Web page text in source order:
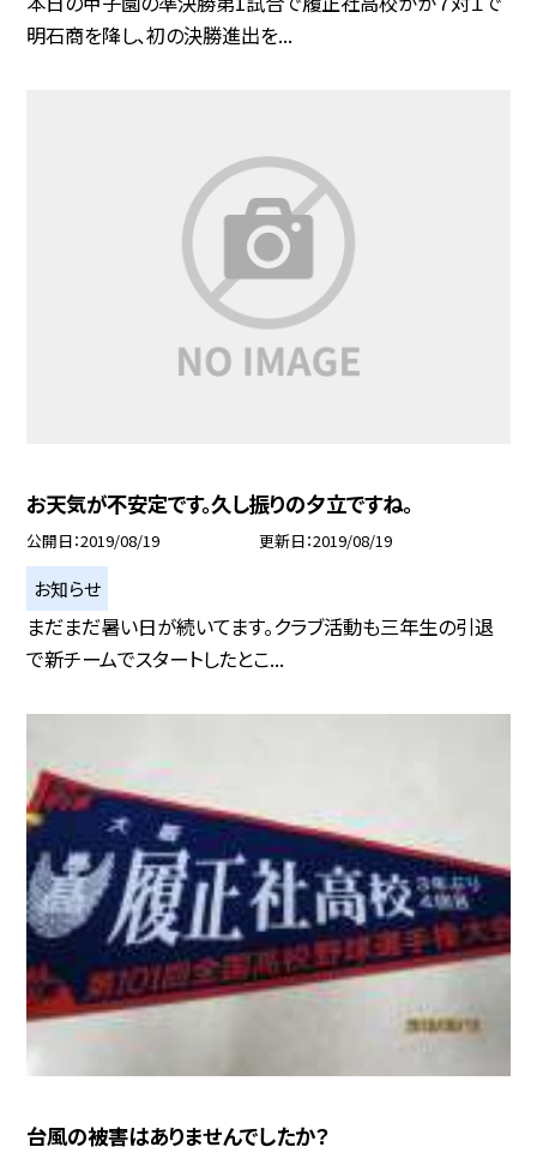
明石商を降し、初の決勝進出を...
お天気が不安定です。久し振りの夕立ですね。
公開日 2019/08/19 更新日 2019/08/19
お知らせ
まだまだ暑い日が続いてます。クラブ活動も三年生の引退
で新チームでスタートしたとこ...
台風の被害はありませんでしたか？